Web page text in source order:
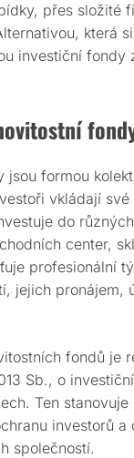
přes složité
která
investiční fondy
jsou formou
vkládají
do
center,
profesionální
jejich pronájem,
fondů je
Sb., o
Ten
investorů a
společností.